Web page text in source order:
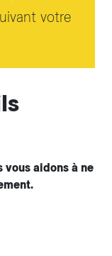
votre
vous aidons à ne